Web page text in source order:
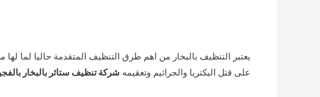
يعتبر التنظيف بالبخار من اهم طرق التنظيف المتقدمة حاليا لما
على قتل البكتريا والجراثيم وتعقيمه شركة تنظيف ستائر بالبخار